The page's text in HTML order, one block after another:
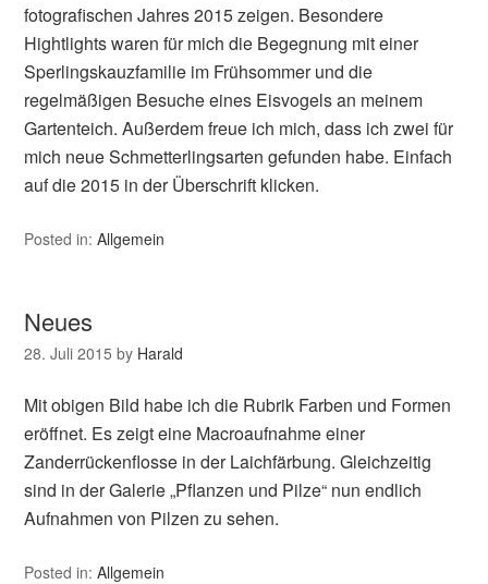
fotografischen Jahres 2015 zeigen. Besondere
Hightlights waren für mich die Begegnung mit einer
Sperlingskauzfamilie im Frühsommer und die
regelmäßigen Besuche eines Eisvogels an meinem
Gartenteich. Außerdem freue ich mich, dass ich zwei für
mich neue Schmetterlingsarten gefunden habe. Einfach
auf die 2015 in der Überschrift klicken.
Posted in:Allgemein
Neues
28. Juli 2015 by Harald
Mit obigen Bild habe ich die Rubrik Farben und Formen
eröffnet. Es zeigt eine Macroaufnahme einer
Zanderrückenflosse in der Laichfärbung. Gleichzeitig
sind in der Galerie „Pflanzen und Pilze“ nun endlich
Aufnahmen von Pilzen zu sehen.
Posted in:Allgemein